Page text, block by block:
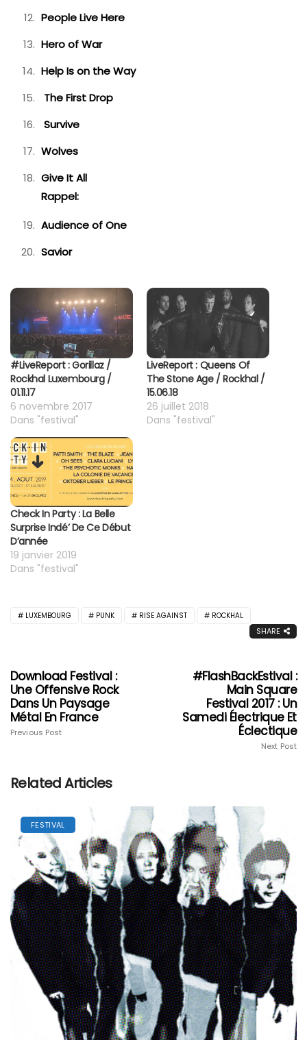
People Live Here
Hero of War
Help Is on the Way
The First Drop
Survive
Wolves
Give It All
Rappel:
Audience of One
Savior
#LiveReport : Gorillaz /
Rockhal Luxembourg /
01.11.17
6 novembre 2017
Dans "festival"
LiveReport : Queens Of
The Stone Age / Rockhal /
15.06.18
26 juillet 2018
Dans "festival"
Check In Party : La Belle
Surprise Indé’ De Ce Début
D’année
19 janvier 2019
Dans "festival"
LUXEMBOURG PUNK RISE AGAINST ROCKHAL
SHARE
Download Festival :
Une Offensive Rock
Dans Un Paysage
Métal En France
Previous Post
#FlashBackEstival :
Main Square
Festival 2017 : Un
Samedi Électrique Et
Éclectique
Next Post
Related Articles
FESTIVAL